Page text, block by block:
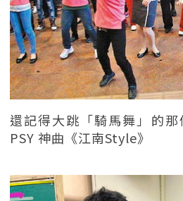
還記得大跳「騎馬舞」的
PSY 神曲《江南Style》